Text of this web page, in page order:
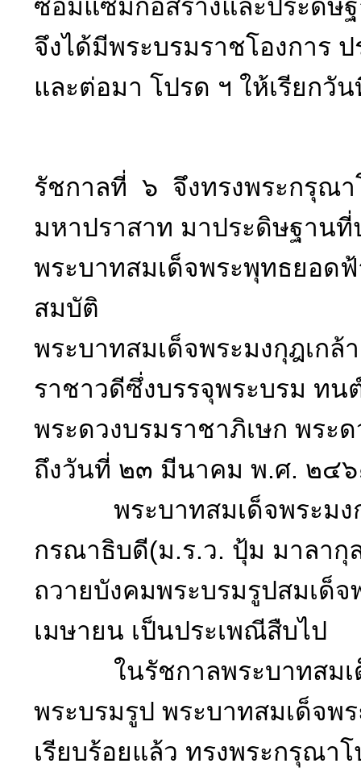
ซ่อมแซมก่อสร้างและประดิษ
จึงได้มีพระบรมราชโองการ
และต่อมา โปรด ฯ ให้เรียกวั
รัชกาลที่ ๖ จึงทรงพระกรุณา
มหาปราสาท มาประดิษฐาน
พระบาทสมเด็จพระพุทธยอด
สมบัติ
พระบาทสมเด็จพระมงกุฎเก
ราชาวดีซึ่งบรรจุพระบรม ท
พระดวงบรมราชาภิเษก พระ
ถึงวันที่ ๒๓ มีนาคม พ.ศ. ๒๔
พระบาทสมเด็จพระมงกุฎเ
กรณาธิบดี(ม.ร.ว. ปุ้ม มาลากุ
ถวายบังคมพระบรมรูปสมเด็
เมษายน เป็นประเพณีสืบไป
ในรัชกาลพระบาทสมเด็จ
พระบรมรูป พระบาทสมเด็จพ
เรียบร้อยแล้ว ทรงพระกรุณา